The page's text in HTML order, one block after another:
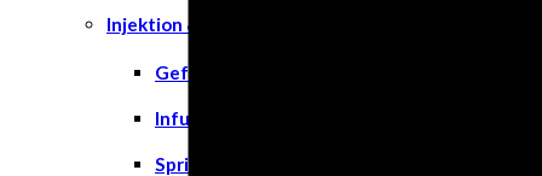
Injektion & Infusion
Gefäßkatheter
Infusionslösungen & Zubehör
Spritzen